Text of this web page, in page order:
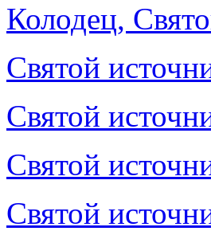
Колодец,
Святой
Святой
Святой
Святой